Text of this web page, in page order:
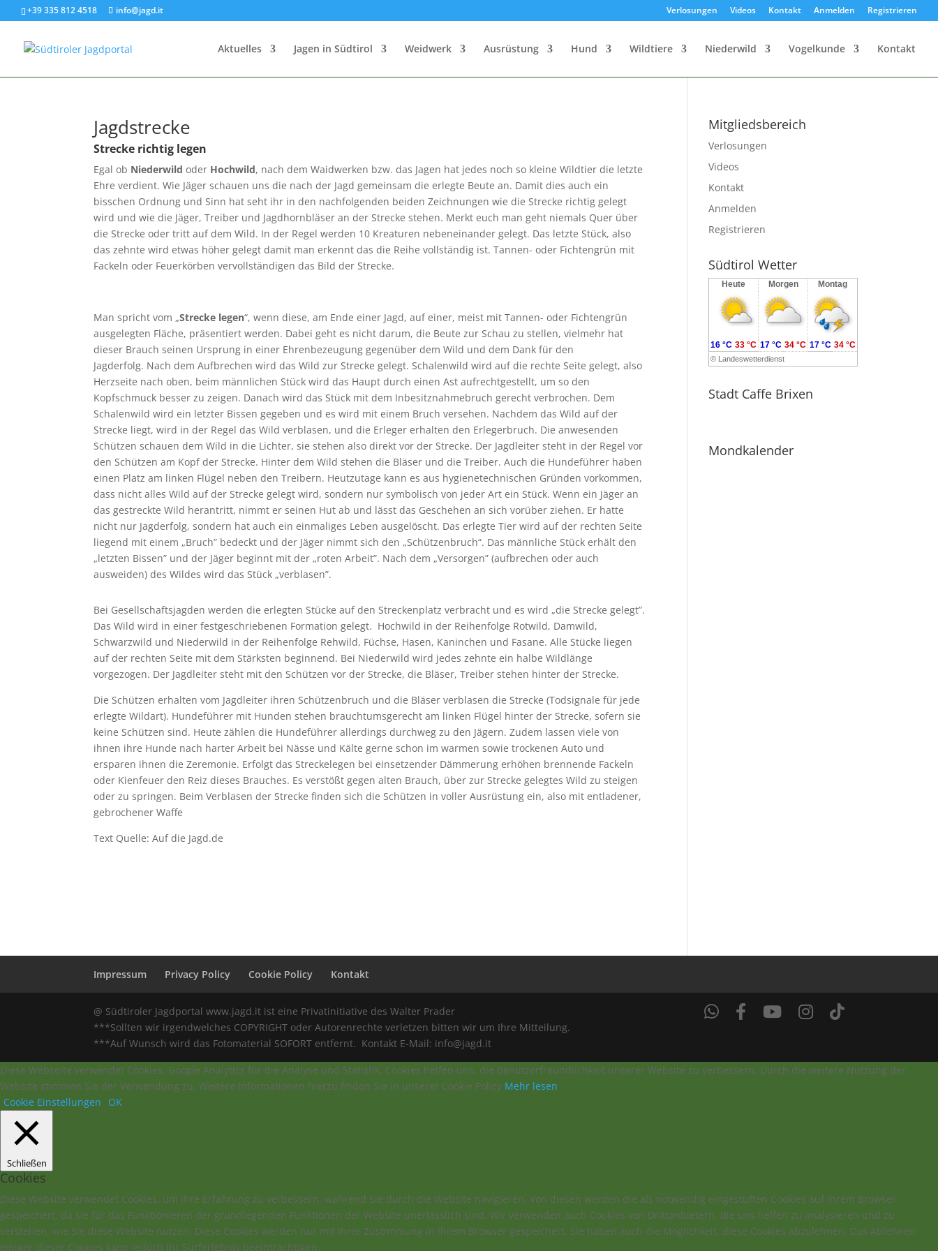
+39 335 812 4518 info@jagd.it Verlosungen Videos Kontakt Anmelden Registrieren
Aktuelles Jagen in Südtirol Weidwerk Ausrüstung Hund Wildtiere Niederwild Vogelkunde Kontakt
Jagdstrecke
Strecke richtig legen
Egal ob Niederwild oder Hochwild, nach dem Waidwerken bzw. das Jagen hat jedes noch so kleine Wildtier die letzte
Ehre verdient. Wie Jäger schauen uns die nach der Jagd gemeinsam die erlegte Beute an. Damit dies auch ein
bisschen Ordnung und Sinn hat seht ihr in den nachfolgenden beiden Zeichnungen wie die Strecke richtig gelegt
wird und wie die Jäger, Treiber und Jagdhornbläser an der Strecke stehen. Merkt euch man geht niemals Quer über
die Strecke oder tritt auf dem Wild. In der Regel werden 10 Kreaturen nebeneinander gelegt. Das letzte Stück, also
das zehnte wird etwas höher gelegt damit man erkennt das die Reihe vollständig ist. Tannen- oder Fichtengrün mit
Fackeln oder Feuerkörben vervollständigen das Bild der Strecke.
Man spricht vom „Strecke legen“, wenn diese, am Ende einer Jagd, auf einer, meist mit Tannen- oder Fichtengrün
ausgelegten Fläche, präsentiert werden. Dabei geht es nicht darum, die Beute zur Schau zu stellen, vielmehr hat
dieser Brauch seinen Ursprung in einer Ehrenbezeugung gegenüber dem Wild und dem Dank für den
Jagderfolg. Nach dem Aufbrechen wird das Wild zur Strecke gelegt. Schalenwild wird auf die rechte Seite gelegt, also
Herzseite nach oben, beim männlichen Stück wird das Haupt durch einen Ast aufrechtgestellt, um so den
Kopfschmuck besser zu zeigen. Danach wird das Stück mit dem Inbesitznahmebruch gerecht verbrochen. Dem
Schalenwild wird ein letzter Bissen gegeben und es wird mit einem Bruch versehen. Nachdem das Wild auf der
Strecke liegt, wird in der Regel das Wild verblasen, und die Erleger erhalten den Erlegerbruch. Die anwesenden
Schützen schauen dem Wild in die Lichter, sie stehen also direkt vor der Strecke. Der Jagdleiter steht in der Regel vor
den Schützen am Kopf der Strecke. Hinter dem Wild stehen die Bläser und die Treiber. Auch die Hundeführer haben
einen Platz am linken Flügel neben den Treibern. Heutzutage kann es aus hygienetechnischen Gründen vorkommen,
dass nicht alles Wild auf der Strecke gelegt wird, sondern nur symbolisch von jeder Art ein Stück. Wenn ein Jäger an
das gestreckte Wild herantritt, nimmt er seinen Hut ab und lässt das Geschehen an sich vorüber ziehen. Er hatte
nicht nur Jagderfolg, sondern hat auch ein einmaliges Leben ausgelöscht. Das erlegte Tier wird auf der rechten Seite
liegend mit einem „Bruch” bedeckt und der Jäger nimmt sich den „Schützenbruch“. Das männliche Stück erhält den
„letzten Bissen” und der Jäger beginnt mit der „roten Arbeit”. Nach dem „Versorgen” (aufbrechen oder auch
ausweiden) des Wildes wird das Stück „verblasen”.
Bei Gesellschaftsjagden werden die erlegten Stücke auf den Streckenplatz verbracht und es wird „die Strecke gelegt”.
Das Wild wird in einer festgeschriebenen Formation gelegt. Hochwild in der Reihenfolge Rotwild, Damwild,
Schwarzwild und Niederwild in der Reihenfolge Rehwild, Füchse, Hasen, Kaninchen und Fasane. Alle Stücke liegen
auf der rechten Seite mit dem Stärksten beginnend. Bei Niederwild wird jedes zehnte ein halbe Wildlänge
vorgezogen. Der Jagdleiter steht mit den Schützen vor der Strecke, die Bläser, Treiber stehen hinter der Strecke.
Die Schützen erhalten vom Jagdleiter ihren Schützenbruch und die Bläser verblasen die Strecke (Todsignale für jede
erlegte Wildart). Hundeführer mit Hunden stehen brauchtumsgerecht am linken Flügel hinter der Strecke, sofern sie
keine Schützen sind. Heute zählen die Hundeführer allerdings durchweg zu den Jägern. Zudem lassen viele von
ihnen ihre Hunde nach harter Arbeit bei Nässe und Kälte gerne schon im warmen sowie trockenen Auto und
ersparen ihnen die Zeremonie. Erfolgt das Streckelegen bei einsetzender Dämmerung erhöhen brennende Fackeln
oder Kienfeuer den Reiz dieses Brauches. Es verstößt gegen alten Brauch, über zur Strecke gelegtes Wild zu steigen
oder zu springen. Beim Verblasen der Strecke finden sich die Schützen in voller Ausrüstung ein, also mit entladener,
gebrochener Waffe
Text Quelle: Auf die Jagd.de
Mitgliedsbereich
Verlosungen
Videos
Kontakt
Anmelden
Registrieren
Südtirol Wetter
Heute Morgen Montag
© Landeswetterdienst
16 °C 33 °C 17 °C 34 °C 17 °C 34 °C
Stadt Caffe Brixen
Mondkalender
Impressum Privacy Policy Cookie Policy Kontakt
@ Südtiroler Jagdportal www.jagd.it ist eine Privatinitiative des Walter Prader
***Sollten wir irgendwelches COPYRIGHT oder Autorenrechte verletzen bitten wir um Ihre Mitteilung.
***Auf Wunsch wird das Fotomaterial SOFORT entfernt. Kontakt E-Mail: info@jagd.it
Diese Webseite verwendet Cookies, Google Analytics für die Analyse und Statistik. Cookies helfen uns, die Benutzerfreundlichkeit unserer Website zu verbessern. Durch die weitere Nutzung der
Website stimmen Sie der Verwendung zu. Weitere Informationen hierzu finden Sie in unserer Cookie Policy Mehr lesen
Cookie Einstellungen
OK
Schließen
Cookies
Diese Website verwendet Cookies, um Ihre Erfahrung zu verbessern, während Sie durch die Website navigieren. Von diesen werden die als notwendig eingestuften Cookies auf Ihrem Browser
gespeichert, da sie für das Funktionieren der grundlegenden Funktionen der Website unerlässlich sind. Wir verwenden auch Cookies von Drittanbietern, die uns helfen zu analysieren und zu
verstehen, wie Sie diese Website nutzen. Diese Cookies werden nur mit Ihrer Zustimmung in Ihrem Browser gespeichert. Sie haben auch die Möglichkeit, diese Cookies abzulehnen. Das Ablehnen
einiger dieser Cookies kann jedoch Ihr Surferlebnis beeinträchtigen.